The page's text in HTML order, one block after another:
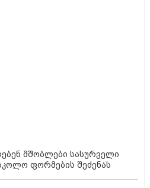
მშობლები სასურველი
ფორმების შეძენას